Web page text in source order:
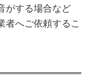
がする場合など
者へご依頼するこ